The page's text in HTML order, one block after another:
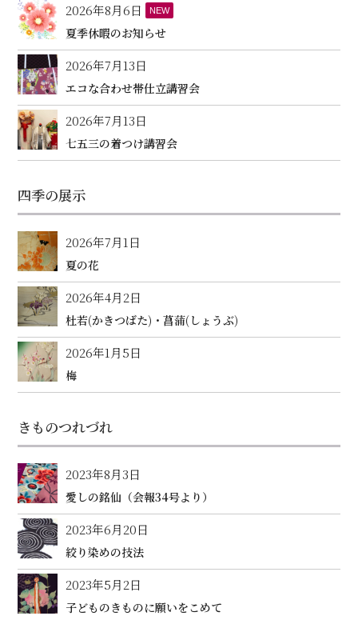
2026年8月6日 NEW
夏季休暇のお知らせ
2026年7月13日
エコな合わせ帯仕立講習会
2026年7月13日
七五三の着つけ講習会
四季の展示
2026年7月1日
夏の花
2026年4月2日
杜若(かきつばた)・菖蒲(しょうぶ)
2026年1月5日
梅
きものつれづれ
2023年8月3日
愛しの銘仙（会報34号より）
2023年6月20日
絞り染めの技法
2023年5月2日
子どものきものに願いをこめて